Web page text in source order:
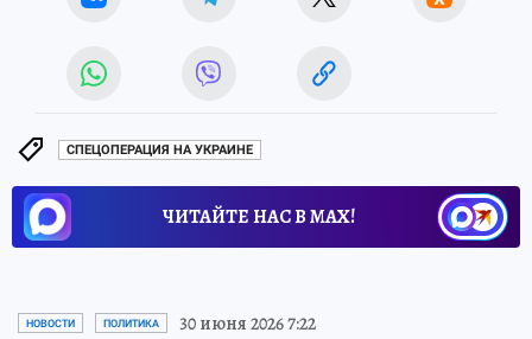
СПЕЦОПЕРАЦИЯ НА УКРАИНЕ
ЧИТАЙТЕ НАС В МАХ!
НОВОСТИ ПОЛИТИКА 30 июня 2026 7:22